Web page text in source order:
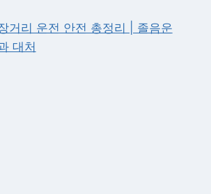
거리 운전 안전 총정리 | 졸음운
대처